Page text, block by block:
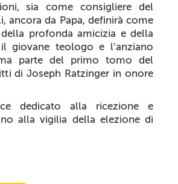
sia come consigliere del
ancora da Papa, definirà come
profonda amicizia e della
giovane teologo e l’anziano
parte del primo tomo del
di Joseph Ratzinger in onore
dedicato alla ricezione e
alla vigilia della elezione di